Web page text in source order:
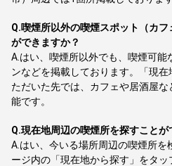
Q.喫煙所以外の喫煙スポット（カ
ができますか？
A. はい、喫煙所以外でも、喫煙可能
ンなどを掲載しております。「現
ただいた先では、カフェや居酒屋
能です。
Q.現在地周辺の喫煙所を探すことが
A. はい、今いる場所周辺の喫煙所
ージ内の「現在地から探す」をタ